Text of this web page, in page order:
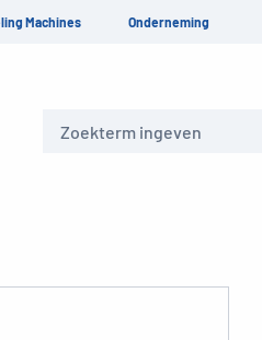
Machines Onderneming